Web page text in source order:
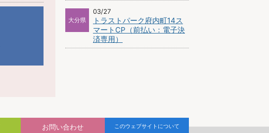
大分県
03/27
トラストパーク府内町14ス
マートCP（前払い：電子決
済専用）
お問い合わせ このウェブサイトについて